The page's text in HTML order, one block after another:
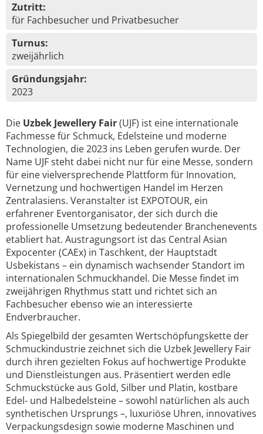
Zutritt:
für Fachbesucher und Privatbesucher
Turnus:
zweijährlich
Gründungsjahr:
2023
Die Uzbek Jewellery Fair(UJF) ist eine internationale
Fachmesse für Schmuck, Edelsteine und moderne
Technologien, die 2023 ins Leben gerufen wurde. Der
Name UJF steht dabei nicht nur für eine Messe, sondern
für eine vielversprechende Plattform für Innovation,
Vernetzung und hochwertigen Handel im Herzen
Zentralasiens. Veranstalter ist EXPOTOUR, ein
erfahrener Eventorganisator, der sich durch die
professionelle Umsetzung bedeutender Branchenevents
etabliert hat. Austragungsort ist das Central Asian
Expocenter (CAEx) in Taschkent, der Hauptstadt
Usbekistans – ein dynamisch wachsender Standort im
internationalen Schmuckhandel. Die Messe findet im
zweijährigen Rhythmus statt und richtet sich an
Fachbesucher ebenso wie an interessierte
Endverbraucher.
Als Spiegelbild der gesamten Wertschöpfungskette der
Schmuckindustrie zeichnet sich die Uzbek Jewellery Fair
durch ihren gezielten Fokus auf hochwertige Produkte
und Dienstleistungen aus. Präsentiert werden edle
Schmuckstücke aus Gold, Silber und Platin, kostbare
Edel- und Halbedelsteine – sowohl natürlichen als auch
synthetischen Ursprungs –, luxuriöse Uhren, innovatives
Verpackungsdesign sowie moderne Maschinen und